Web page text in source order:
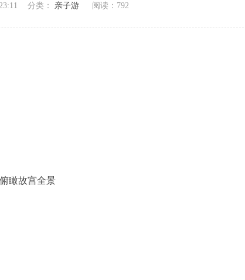
分类： 亲子游 阅读： 792
瞰故宫全景